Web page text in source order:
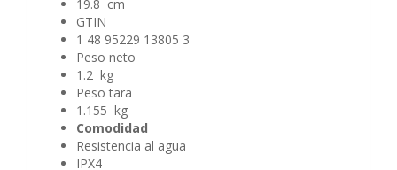
19.8 cm
GTIN
1 48 95229 13805 3
Peso neto
1.2 kg
Peso tara
1.155 kg
Comodidad
Resistencia al agua
IPX4